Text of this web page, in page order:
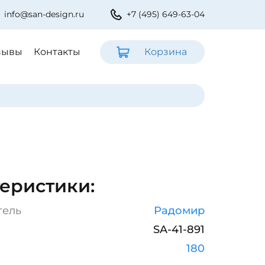
info@san-design.ru +7 (495) 649-63-04
Контакты Корзина
Радомир
SA-41-891
180